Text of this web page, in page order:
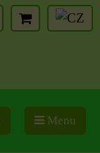
Menu